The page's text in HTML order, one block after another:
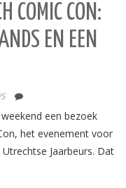
COMIC CON:
EN EEN
een bezoek
het evenement voor
Jaarbeurs. Dat